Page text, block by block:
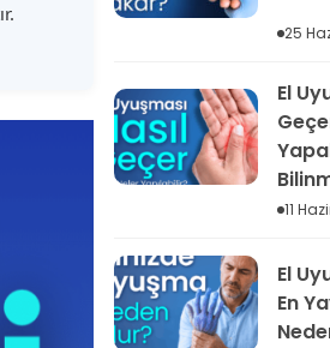
25
El
11
El
En